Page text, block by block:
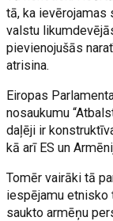
tā, ka ievērojamas
valstu
pievienojušās
atrisina.
Eiropas
nosaukumu
daļēji ir
kā arī ES un
Tomēr vairāki tā
iespējamu etnisko
saukto armēņu